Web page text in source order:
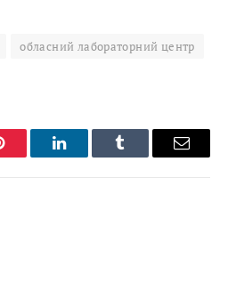
обласний лабораторний центр
LinkedInTumblr Email